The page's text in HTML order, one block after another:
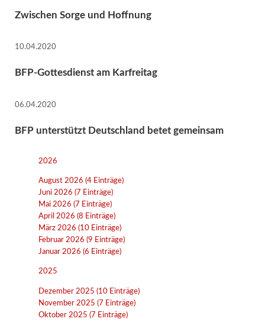
Zwischen Sorge und Hoffnung
10.04.2020
BFP-Gottesdienst am Karfreitag
06.04.2020
BFP unterstützt Deutschland betet gemeinsam
2026
August 2026 (4 Einträge)
Juni 2026 (7 Einträge)
Mai 2026 (7 Einträge)
April 2026 (8 Einträge)
März 2026 (10 Einträge)
Februar 2026 (9 Einträge)
Januar 2026 (6 Einträge)
2025
Dezember 2025 (10 Einträge)
November 2025 (7 Einträge)
Oktober 2025 (7 Einträge)